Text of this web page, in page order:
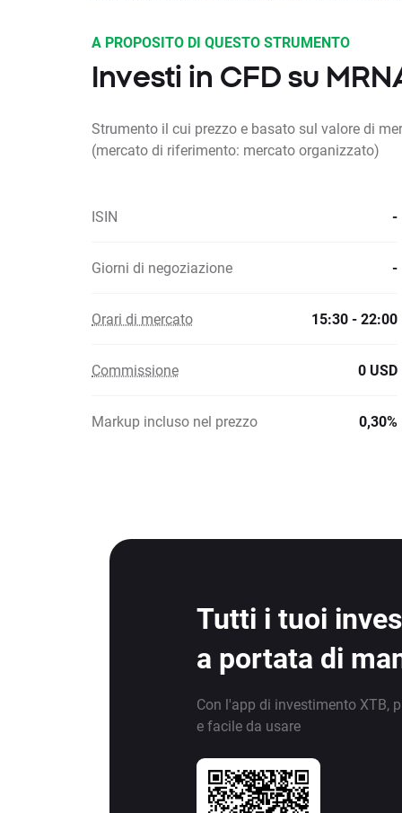
A PROPOSITO DI QUESTO STRUMENTO
Investi in CFD su
Strumento il cui prezzo e basato sul valore di
(mercato di riferimento: mercato organizzato)
ISIN -
Giorni di negoziazione -
Orari di mercato 15:30 - 22:00
Commissione 0 USD
Markup incluso nel prezzo 0,30%
Tutti i tuoi
a portata di
Con l'app di investimento XTB,
e facile da usare